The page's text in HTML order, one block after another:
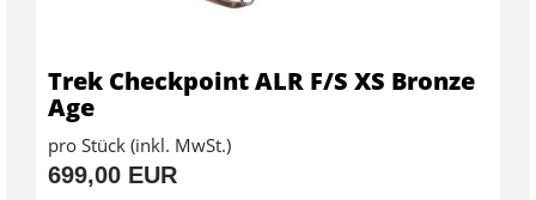
Trek Checkpoint ALR F/S XS Bronze
Age
pro Stück (inkl. MwSt.)
699,00 EUR